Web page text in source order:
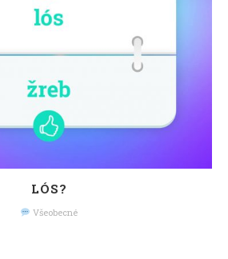
LÓS?
Všeobecné